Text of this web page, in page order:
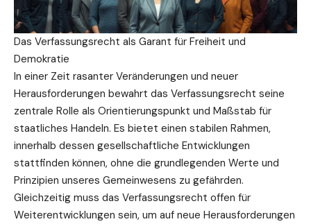
Das Verfassungsrecht als Garant für Freiheit und
Demokratie
In einer Zeit rasanter Veränderungen und neuer
Herausforderungen bewahrt das Verfassungsrecht seine
zentrale Rolle als Orientierungspunkt und Maßstab für
staatliches Handeln. Es bietet einen stabilen Rahmen,
innerhalb dessen gesellschaftliche Entwicklungen
stattfinden können, ohne die grundlegenden Werte und
Prinzipien unseres Gemeinwesens zu gefährden.
Gleichzeitig muss das Verfassungsrecht offen für
Weiterentwicklungen sein, um auf neue Herausforderungen